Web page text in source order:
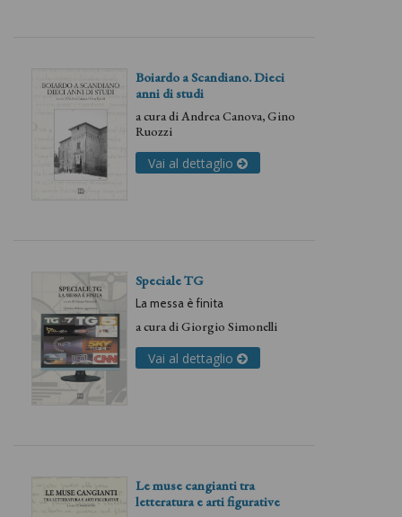
Boiardo a Scandiano. Dieci
anni di studi
a cura diAndrea Canova,Gino
Ruozzi
Vai al dettaglio
Speciale TG
La messa è finita
a cura diGiorgio Simonelli
Vai al dettaglio
Le muse cangianti tra
letteratura e arti figurative